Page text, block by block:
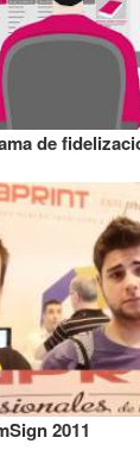
de
2011